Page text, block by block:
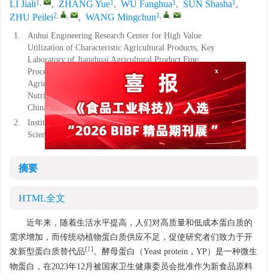
LI Jiali1, , ZHANG Yue1, WU Fanghua1, SUN Shasha1,
ZHU Peilei2, , , WANG Mingchun1, ,
1.
Anhui Engineering Research Center for High Value
Utilization of Characteristic Agricultural Products, Key
Laboratory of Jianghuai Agricultural Product Fine
Processing and Resource Utilization of Ministry of
Agriculture and Rural Affairs, School of Food and
Nutrition, Anhui Agricultural University, Hefei 230036,
China
2.
Institute of Vegetables, Anhui Academy of Agricultural
Science, Hefei 230031, China
摘要
HTML全文
近年来，随着生活水平提高，人们对高质量和低成本蛋白质的
需求增加，而传统动植物蛋白质供应不足，促使研究者们致力于开
发新型蛋白质替代品[1 ] 。酵母蛋白（Yeast protein，YP）是一种微生
物蛋白，在2023年12月被国家卫生健康委员会批准作为新食品原料